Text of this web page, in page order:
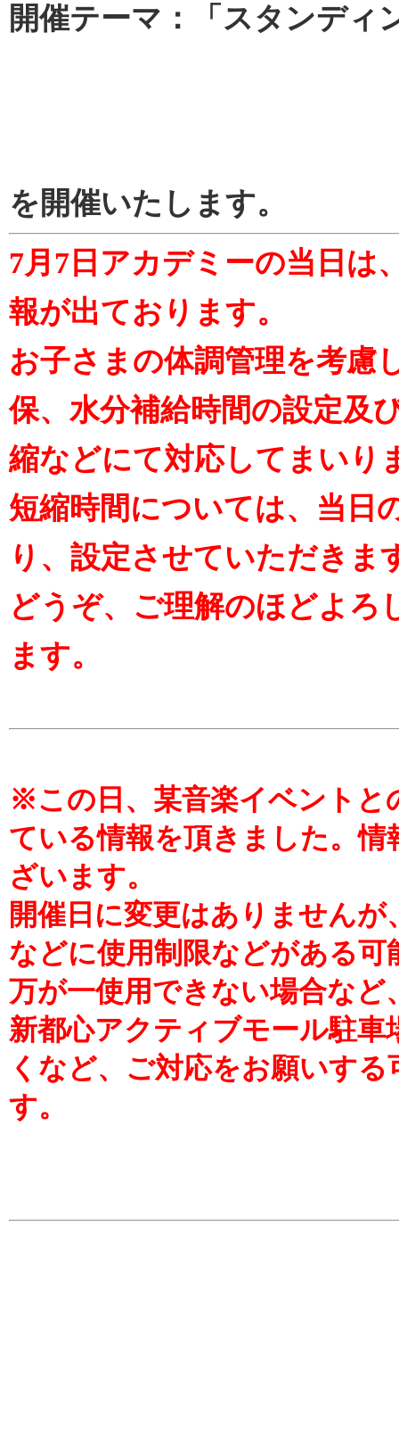
開催テーマ：「スタンディ
を開催いたします。
7月7日 アカデミーの当日は
報が出ております。
お子さまの体調管理を考慮
保、水分補給時間の設定及
縮などにて対応してまいり
短縮時間については、当日
り、設定させていただきま
どうぞ、ご理解のほどよろ
ます。
※この日、某音楽イベントと
ている情報を頂きました。
ざいます。
開催日に変更はありません
などに使用制限などがある
万が一使用できない場合など
新都心アクティブモール駐車
くなど、ご対応をお願いす
す。